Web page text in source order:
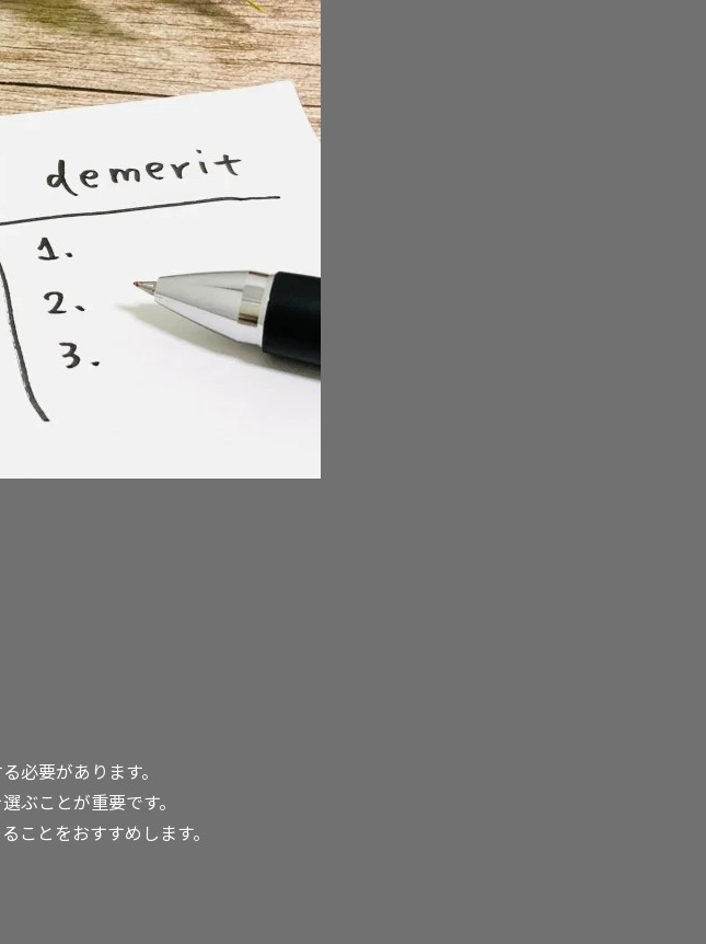
必要があります。
ぶことが重要です。
ことをおすすめします。